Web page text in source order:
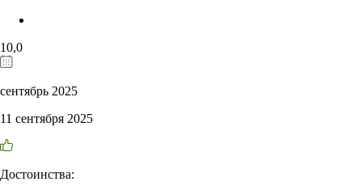
10,0
сентябрь 2025
11 сентября 2025
Достоинства: